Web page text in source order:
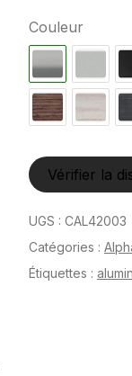
Couleur
Vérifier la
UGS : CAL42003
Catégories :
Étiquettes :